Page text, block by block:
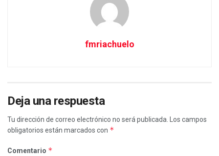
fmriachuelo
Deja una respuesta
Tu dirección de correo electrónico no será publicada. Los campos
obligatorios están marcados con *
Comentario *